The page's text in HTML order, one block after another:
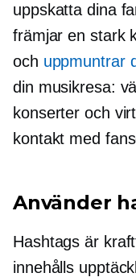
uppskatta dina
främjar en stark
och uppmuntrar
din musikresa:
konserter och
kontakt med
Använder
Hashtags är
innehålls